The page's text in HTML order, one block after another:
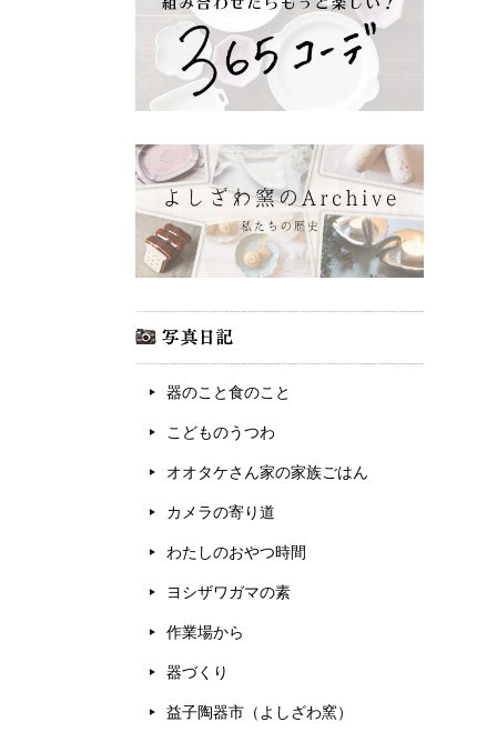
器のこと食のこと
こどものうつわ
オオタケさん家の家族ごはん
カメラの寄り道
わたしのおやつ時間
ヨシザワガマの素
作業場から
器づくり
益子陶器市（よしざわ窯）